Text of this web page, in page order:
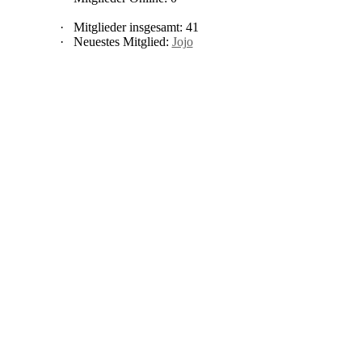
·
Mitglieder insgesamt: 41
·
Neuestes Mitglied: Jojo